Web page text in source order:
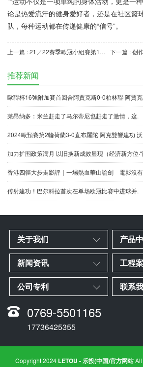
论是热爱流汗的健身爱好者，还是在社区篮
队，每种运动都在传递健康的“信号”。
上一篇 : 21／22賽季歐冠小組賽第1輪曼城6-3RB萊比錫 德布勞內傷愈復出恩昆庫戴帽難救主.
推荐新闻
歐聯杯16強附加賽首回合阿賈克斯0-0柏林聯 阿賈克斯主場悶
莱昂纳多：米兰赶走了马尔蒂尼也赶走了激情，这.
2024歐預賽第2輪荷蘭3-0直布羅陀 阿克雙響建功
加力扩围政策满月 以旧换新成效显现（经济新方位·“两新”
香港四徑大步走影評｜一場熱血華山論劍 電影沒有講
传射建功！巴尔科拉首次在单场欧冠比赛中进球并.
关于我们 产品
新闻资讯 工程
公司专利 联系
0769-5501165
17736425355
Copyright 2024 LETOU - 乐投(中国)官方网站All